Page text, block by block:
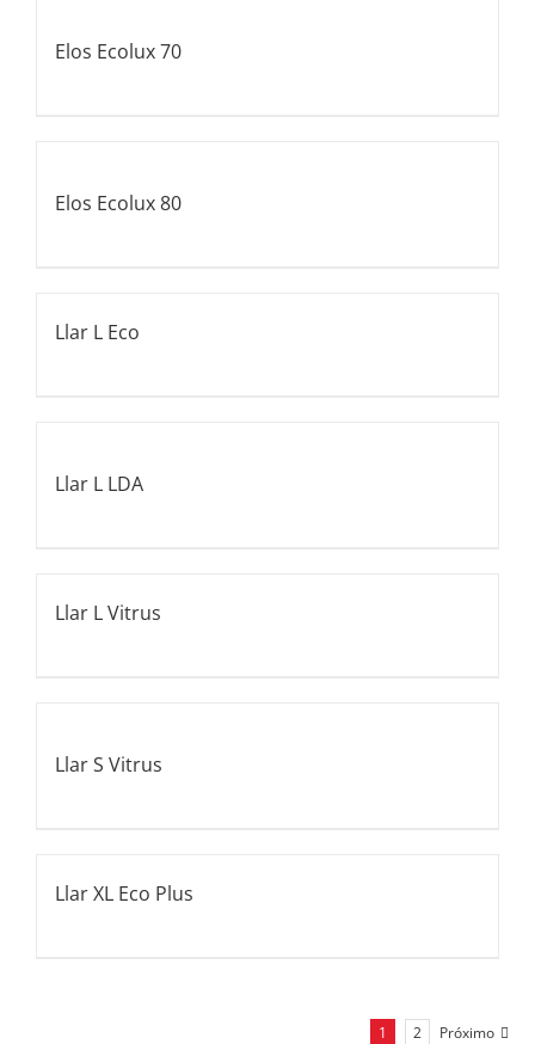
Elos Ecolux 70
Elos Ecolux 80
Llar L Eco
Llar L LDA
Llar L Vitrus
Llar S Vitrus
Llar XL Eco Plus
1 2 Próximo